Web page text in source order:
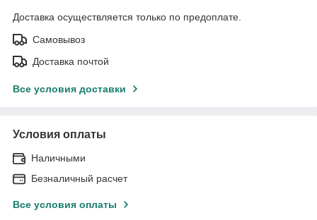
Доставка осуществляется только по предоплате.
Самовывоз
Доставка почтой
Все условия доставки
Условия оплаты
Наличными
Безналичный расчет
Все условия оплаты